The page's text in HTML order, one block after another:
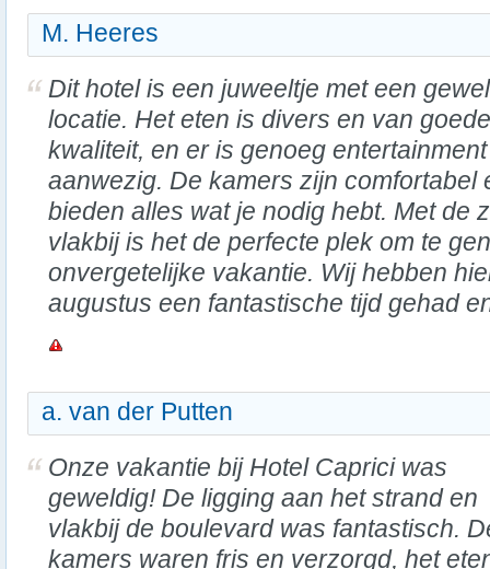
M. Heeres
Dit hotel is een juweeltje met een
locatie. Het eten is divers en van goede
kwaliteit, en er is genoeg entertainment
aanwezig. De kamers zijn comfortabel
bieden alles wat je nodig hebt. Met de
vlakbij is het de perfecte plek om te
onvergetelijke vakantie. Wij hebben
augustus een fantastische tijd gehad
a. van der Putten
Onze vakantie bij Hotel Caprici was
geweldig! De ligging aan het strand en
vlakbij de boulevard was fantastisch.
kamers waren fris en verzorgd, het